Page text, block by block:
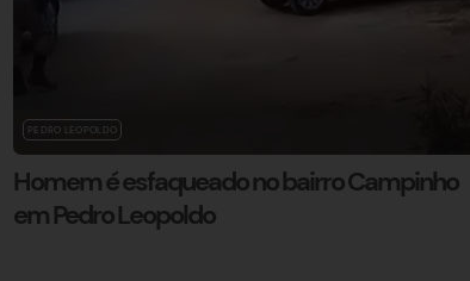
PEDRO LEOPOLDO
Homem é esfaqueado no bairro Campinho
em Pedro Leopoldo